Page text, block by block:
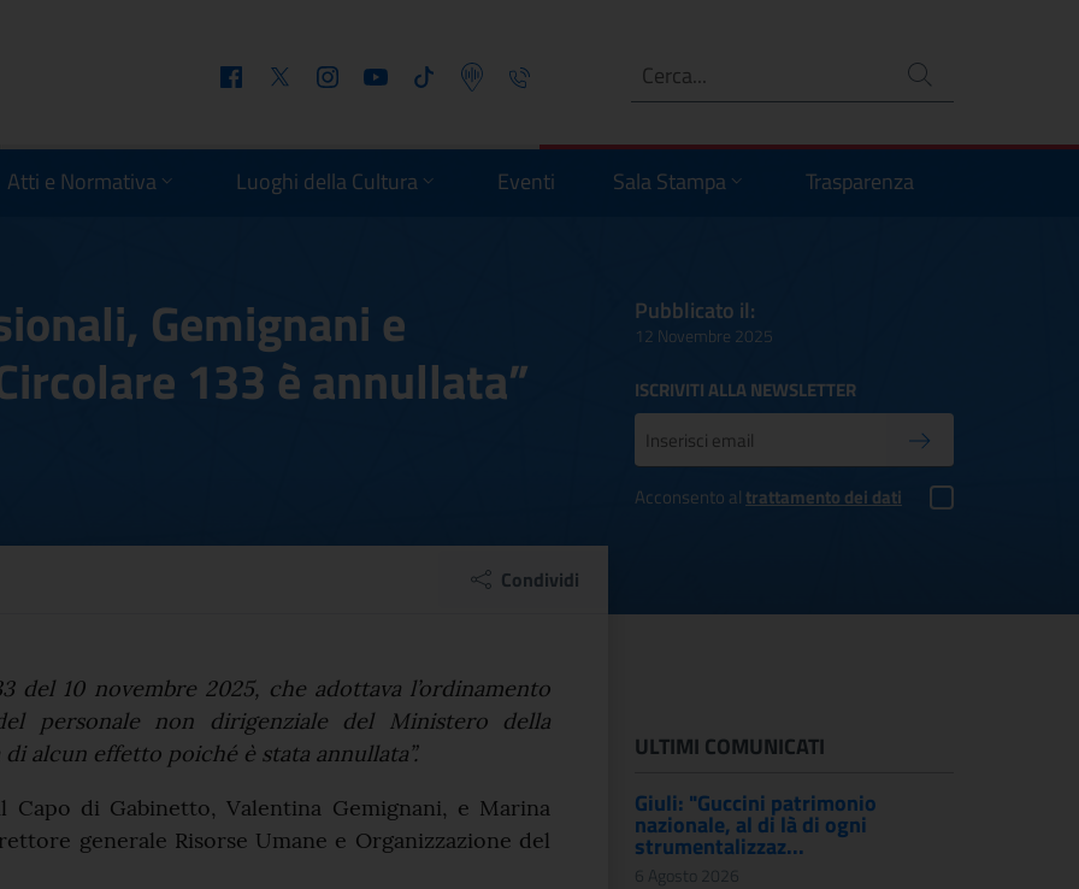
FacebookTwitter InstagramYoutube Tiktok Podcast Telefono Ricerca
Atti e Normativa Luoghi della Cultura Eventi Sala Stampa Trasparenza
Gemignani e
133 è annullata”
Pubblicato il:
12 Novembre 2025
ISCRIVITI ALLA NEWSLETTER
Conferma iscrizione
Acconsento altrattamento dei dati
Gemignani e Giuseppone (MiC):
Condividi
comunicato
del 10 novembre 2025, che adottava l’ordinamento
personale non dirigenziale del Ministero della
alcun effetto poiché è stata annullata”.
Capo di Gabinetto, Valentina Gemignani, e Marina
generale Risorse Umane e Organizzazione del
ULTIMI COMUNICATI
Giuli: "Guccini patrimonio
nazionale, al di là di ogni
strumentalizzaz...
6 Agosto 2026